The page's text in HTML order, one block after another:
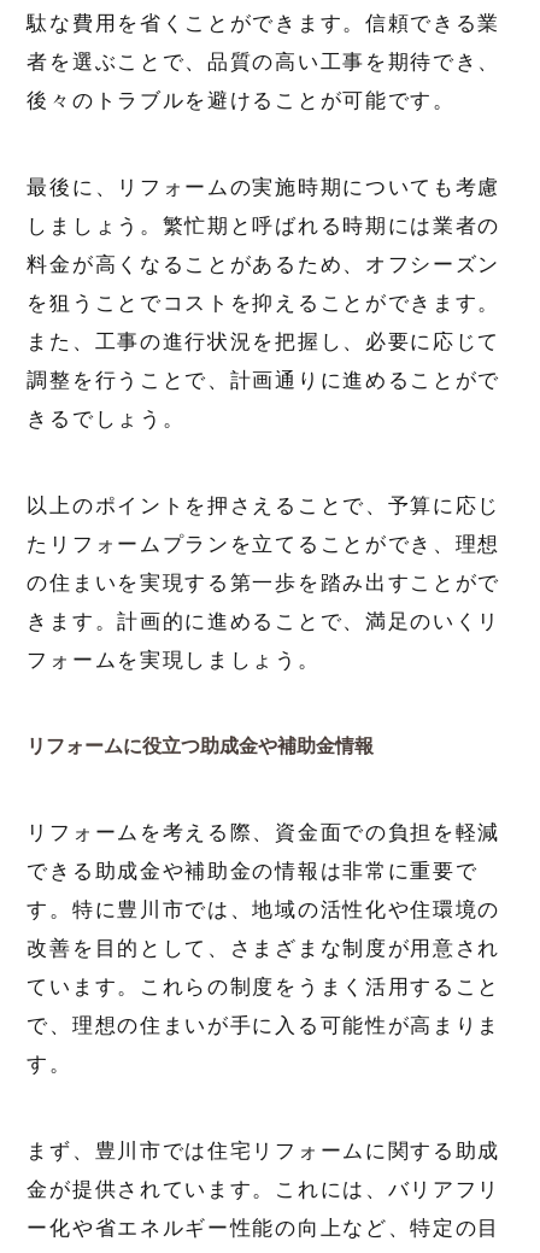
駄な費用を省くことができます。信頼できる業
者を選ぶことで、品質の高い工事を期待でき、
後々のトラブルを避けることが可能です。
最後に、リフォームの実施時期についても考慮
しましょう。繁忙期と呼ばれる時期には業者の
料金が高くなることがあるため、オフシーズン
を狙うことでコストを抑えることができます。
また、工事の進行状況を把握し、必要に応じて
調整を行うことで、計画通りに進めることがで
きるでしょう。
以上のポイントを押さえることで、予算に応じ
たリフォームプランを立てることができ、理想
の住まいを実現する第一歩を踏み出すことがで
きます。計画的に進めることで、満足のいくリ
フォームを実現しましょう。
リフォームに役立つ助成金や補助金情報
リフォームを考える際、資金面での負担を軽減
できる助成金や補助金の情報は非常に重要で
す。特に豊川市では、地域の活性化や住環境の
改善を目的として、さまざまな制度が用意され
ています。これらの制度をうまく活用すること
で、理想の住まいが手に入る可能性が高まりま
す。
まず、豊川市では住宅リフォームに関する助成
金が提供されています。これには、バリアフリ
ー化や省エネルギー性能の向上など、特定の目